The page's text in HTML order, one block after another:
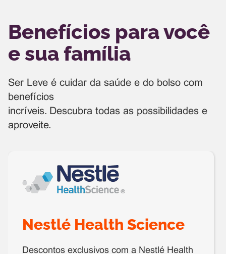
Benefícios para você
e sua família
Ser Leve é cuidar da saúde e do bolso com
benefícios
incríveis. Descubra todas as possibilidades e
aproveite.
Nestlé Health Science
Descontos exclusivos com a Nestlé Health